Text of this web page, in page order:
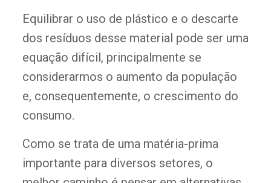
Equilibrar o uso de plástico e o descarte
dos resíduos desse material pode ser uma
equação difícil, principalmente se
considerarmos o aumento da população
e, consequentemente, o crescimento do
consumo.
Como se trata de uma matéria-prima
importante para diversos setores, o